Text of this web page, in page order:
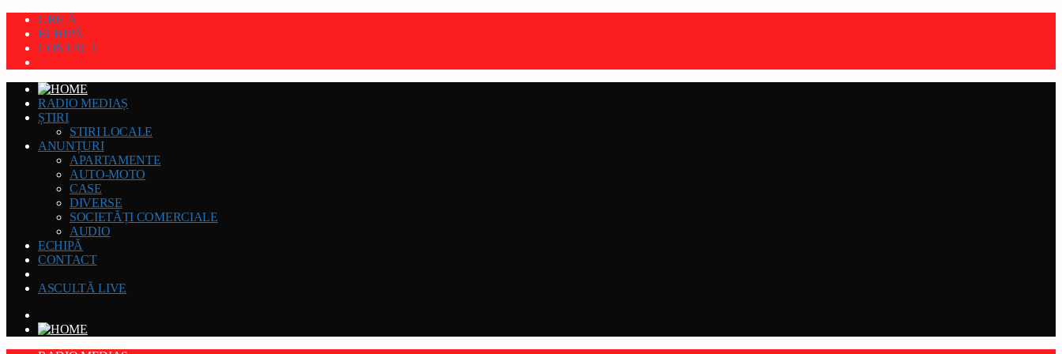
GRILĂ
ECHIPĂ
CONTACT
RADIO MEDIAȘ
ȘTIRI
STIRI LOCALE
ANUNȚURI
APARTAMENTE
AUTO-MOTO
CASE
DIVERSE
SOCIETĂȚI COMERCIALE
AUDIO
ECHIPĂ
CONTACT
ASCULTĂ LIVE